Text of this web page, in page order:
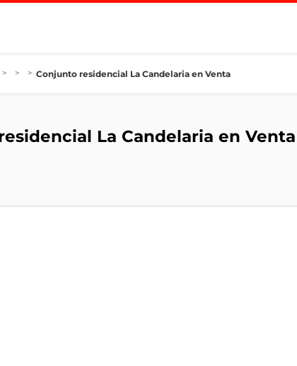
> > > Conjunto residencial La Candelaria en Venta
La Candelaria en Venta